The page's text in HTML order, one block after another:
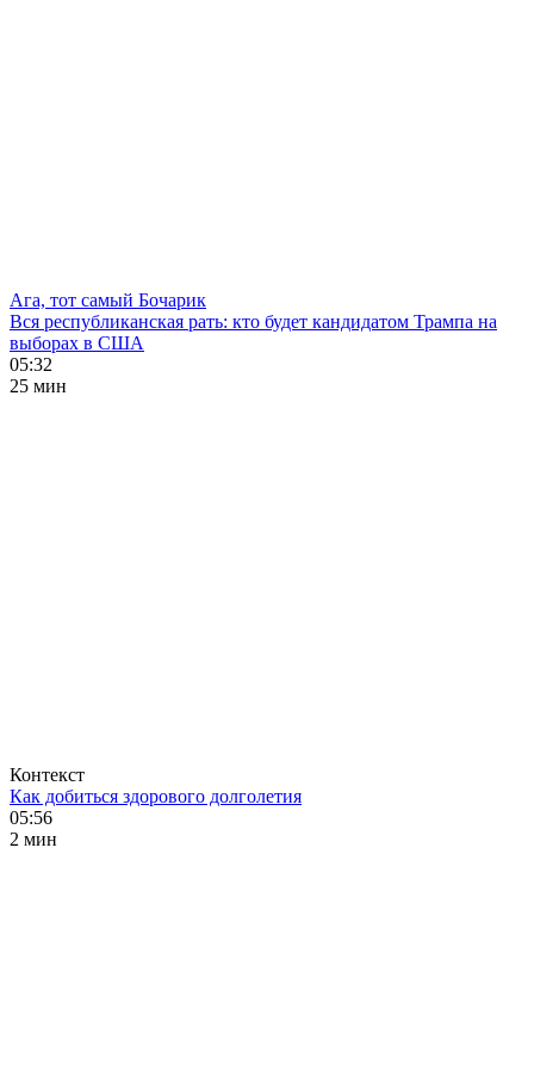
Ага, тот самый Бочарик
Вся республиканская рать: кто будет кандидатом Трампа на
выборах в США
05:32
25 мин
Контекст
Как добиться здорового долголетия
05:56
2 мин